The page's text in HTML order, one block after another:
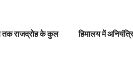
तक राजद्रोह के कुल
हिमालय में